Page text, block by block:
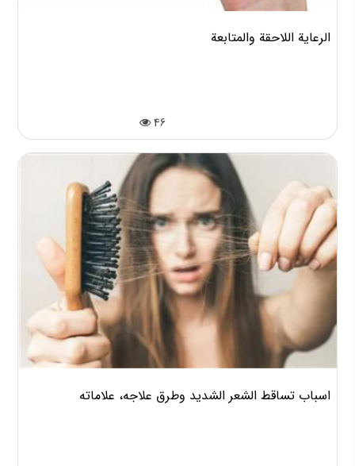
الرعاية اللاحقة والمتابعة
46
اسباب تساقط الشعر الشديد وطرق علاجه، علاماته